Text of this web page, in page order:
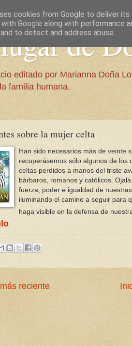
de
editado por Marianna Doña
familia humana.
sobre la mujer celta
Han sido necesarios más de veinte
recuperásemos sólo algunos de los
celtas perdidos a manos del triste
bárbaros, romanos y católicos.
fuerza, poder e igualdad de nuestras
iluminando el camino a seguir para
haga visible en la defensa de
reciente
cookies from Google to deliver
with Google along with performance
to detect and address abuse.